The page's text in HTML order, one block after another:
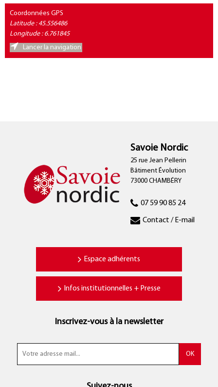
Coordonnées GPS
Latitude : 45.556486
Longitude : 6.761845
Lancer la navigation
Savoie Nordic
25 rue Jean Pellerin
Bâtiment Évolution
73000 CHAMBÉRY
07 59 90 85 24
Contact / E-mail
Espace adhérents
Infos institutionnelles + Presse
Inscrivez-vous à la newsletter